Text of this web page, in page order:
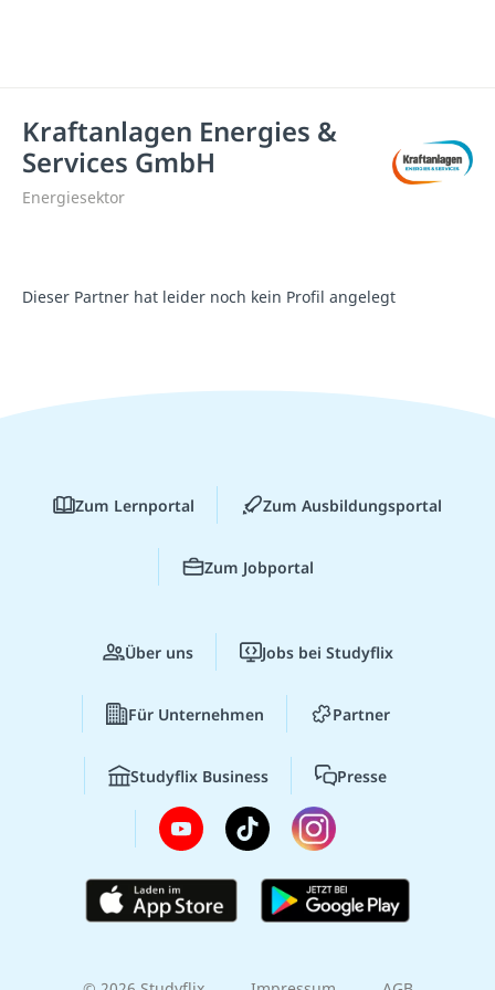
Kraftanlagen Energies &
Services GmbH
Energiesektor
Dieser Partner hat leider noch kein Profil angelegt
Zum Lernportal Zum Ausbildungsportal
Zum Jobportal
Über uns Jobs bei Studyflix
Für Unternehmen Partner
Studyflix Business Presse